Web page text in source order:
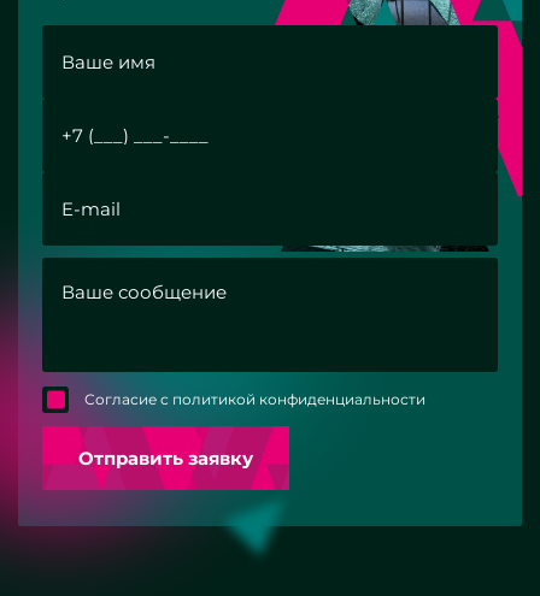
Согласие с политикой конфиденциальности
Отправить заявку